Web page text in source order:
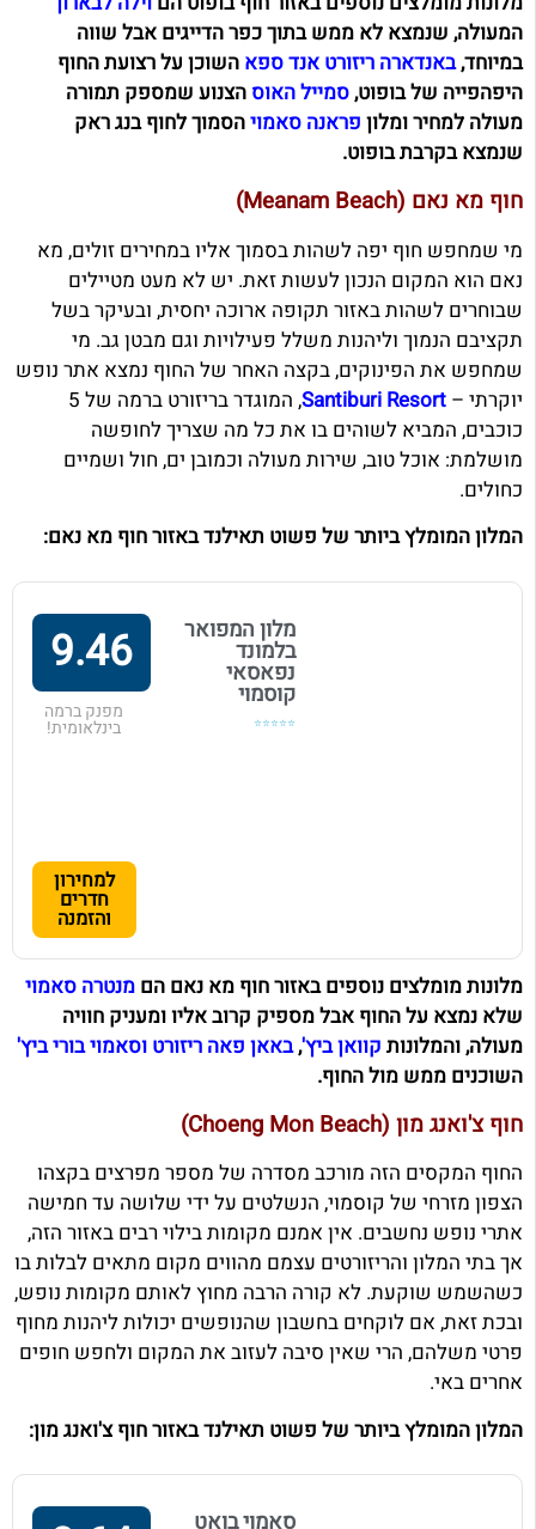
המעולה, שנמצא לא ממש בתוך כפר הדייגים אבל שווה
במיוחד,באנדארה ריזורט אנד ספא השוכן על רצועת החוף
היפהפייה של בופוט,סמייל האוסהצנוע שמספק תמורה
מעולה למחיר ומלון פראנה סאמויהסמוך לחוף בנג ראק
שנמצא בקרבת בופוט.
חוף מא נאם (Meanam Beach)
מי שמחפש חוף יפה לשהות בסמוך אליו במחירים זולים, מא
נאם הוא המקום הנכון לעשות זאת. יש לא מעט מטיילים
שבוחרים לשהות באזור תקופה ארוכה יחסית, ובעיקר בשל
תקציבם הנמוך וליהנות משלל פעילויות וגם מבטן גב. מי
שמחפש את הפינוקים, בקצה האחר של החוף נמצא אתר נופש
יוקרתי – Santiburi Resort
, המוגדר בריזורט ברמה של 5
כוכבים, המביא לשוהים בו את כל מה שצריך לחופשה
מושלמת: אוכל טוב, שירות מעולה וכמובן ים, חול ושמיים
כחולים.
המלון המומלץ ביותר של פשוט תאילנד באזור חוף מא נאם:
מלון המפואר
בלמונד
נפאסאי
קוסמוי
⭐⭐⭐⭐⭐
9.46
מפנק ברמה
בינלאומית!
למחירון
חדרים
והזמנה
מלונות מומלצים נוספים באזור חוף מא נאם הם מנטרה סאמוי
שלא נמצא על החוף אבל מספיק קרוב אליו ומעניק חוויה
מעולה, והמלונות קוואן ביץ',באאן פאה ריזורט וסאמוי בורי ביץ'
השוכנים ממש מול החוף.
חוף צ'ואנג מון (Choeng Mon Beach)
החוף המקסים הזה מורכב מסדרה של מספר מפרצים בקצהו
הצפון מזרחי של קוסמוי, הנשלטים על ידי שלושה עד חמישה
אתרי נופש נחשבים. אין אמנם מקומות בילוי רבים באזור הזה,
אך בתי המלון והריזורטים עצמם מהווים מקום מתאים לבלות בו
כשהשמש שוקעת. לא קורה הרבה מחוץ לאותם מקומות נופש,
ובכת זאת, אם לוקחים בחשבון שהנופשים יכולות ליהנות מחוף
פרטי משלהם, הרי שאין סיבה לעזוב את המקום ולחפש חופים
אחרים באי.
המלון המומלץ ביותר של פשוט תאילנד באזור חוף צ'ואנג מון: